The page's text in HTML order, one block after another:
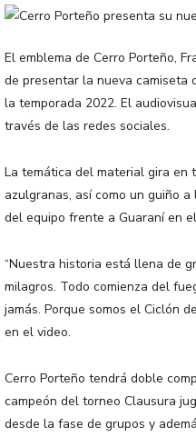
El emblema de Cerro Porteño,
de presentar la nueva camiseta
la temporada 2022. El
través de las redes sociales.
La temática del material gira en
azulgranas, así como un guiño
del equipo frente a Guaraní en
“Nuestra historia está llena de
milagros. Todo comienza del
jamás. Porque somos el Ciclón
en el video.
Cerro Porteño tendrá doble
campeón del torneo Clausura
desde la fase de grupos y